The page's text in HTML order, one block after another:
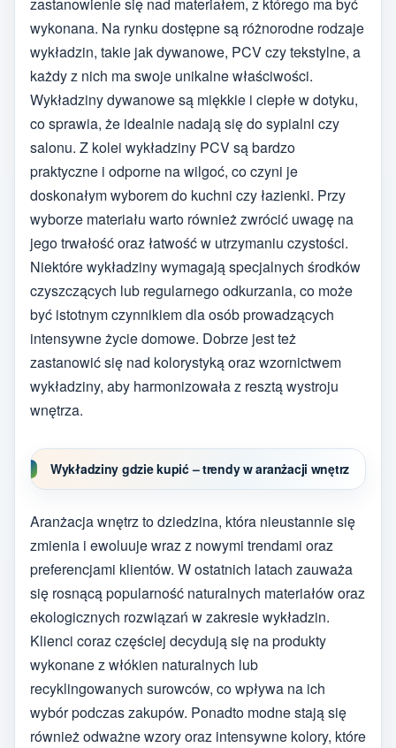
wykonana. Na rynku dostępne są różnorodne rodzaje
wykładzin, takie jak dywanowe, PCV czy tekstylne, a
każdy z nich ma swoje unikalne właściwości.
Wykładziny dywanowe są miękkie i ciepłe w dotyku,
co sprawia, że idealnie nadają się do sypialni czy
salonu. Z kolei wykładziny PCV są bardzo
praktyczne i odporne na wilgoć, co czyni je
doskonałym wyborem do kuchni czy łazienki. Przy
wyborze materiału warto również zwrócić uwagę na
jego trwałość oraz łatwość w utrzymaniu czystości.
Niektóre wykładziny wymagają specjalnych środków
czyszczących lub regularnego odkurzania, co może
być istotnym czynnikiem dla osób prowadzących
intensywne życie domowe. Dobrze jest też
zastanowić się nad kolorystyką oraz wzornictwem
wykładziny, aby harmonizowała z resztą wystroju
wnętrza.
Wykładziny gdzie kupić – trendy w aranżacji wnętrz
Aranżacja wnętrz to dziedzina, która nieustannie się
zmienia i ewoluuje wraz z nowymi trendami oraz
preferencjami klientów. W ostatnich latach zauważa
się rosnącą popularność naturalnych materiałów oraz
ekologicznych rozwiązań w zakresie wykładzin.
Klienci coraz częściej decydują się na produkty
wykonane z włókien naturalnych lub
recyklingowanych surowców, co wpływa na ich
wybór podczas zakupów. Ponadto modne stają się
również odważne wzory oraz intensywne kolory, które